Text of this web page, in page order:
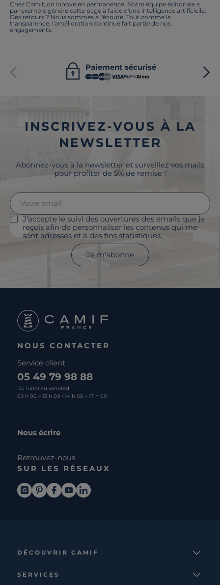
Chez Camif, on innove en permanence. Notre équipe éditoriale a
par exemple généré cette page à l'aide d'une intelligence artificielle.
Des retours ? Nous sommes à l'écoute. Tout comme la
transparence, l'amélioration continue fait partie de nos
engagements.
Paiement sécurisé
INSCRIVEZ-VOUS À LA
NEWSLETTER
Abonnez-vous à la newsletter et surveillez vos mails
pour profiter de 5% de remise !
J'accepte le suivi des ouvertures des emails que je
reçois afin de personnaliser les contenus qui me
sont adressés et à des fins statistiques.
Je m'abonne
NOUS CONTACTER
Service client :
05 49 79 98 88
Du lundi au vendredi :
09 h 00 – 13 h 00 / 14 h 00 – 17 h 00
Nous écrire
Retrouvez-nous
SUR LES RÉSEAUX
DÉCOUVRIR CAMIF
SERVICES